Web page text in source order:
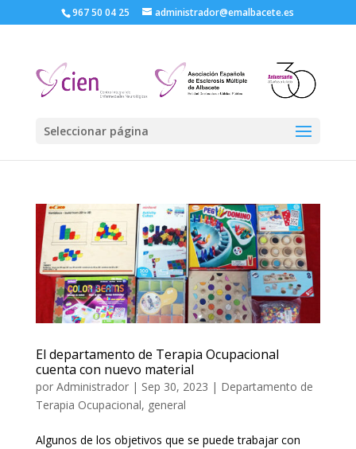
967 50 04 25 administrador@emalbacete.es
Seleccionar página
El departamento de Terapia Ocupacional
cuenta con nuevo material
por Administrador| Sep 30, 2023 | Departamento de
Terapia Ocupacional, general
Algunos de los objetivos que se puede trabajar con